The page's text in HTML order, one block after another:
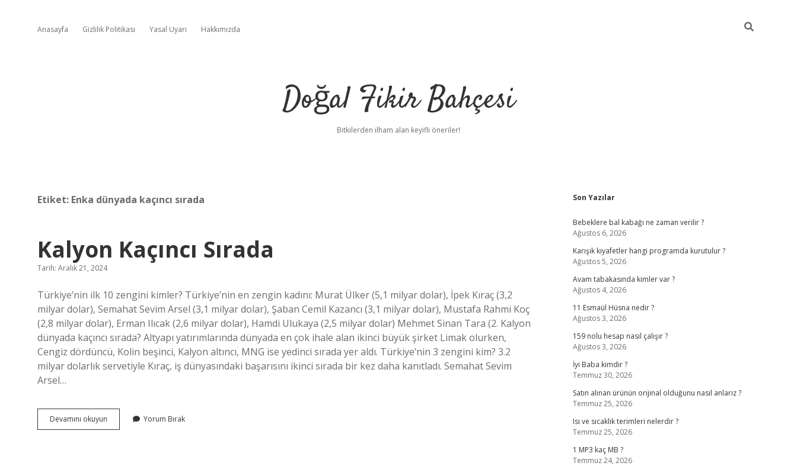
Anasayfa Gizlilik Politikası Yasal Uyarı Hakkımızda
Doğal Fikir Bahçesi
Bitkilerden ilham alan keyifli öneriler!
Etiket: Enka dünyada kaçıncı sırada
Kalyon Kaçıncı Sırada
Tarih: Aralık 21, 2024
Türkiye’nin ilk 10 zengini kimler? Türkiye’nin en zengin kadını: Murat Ülker (5,1 milyar dolar), İpek Kıraç (3,2
milyar dolar), Semahat Sevim Arsel (3,1 milyar dolar), Şaban Cemil Kazancı (3,1 milyar dolar), Mustafa Rahmi Koç
(2,8 milyar dolar), Erman Ilıcak (2,6 milyar dolar), Hamdi Ulukaya (2,5 milyar dolar) Mehmet Sinan Tara (2. Kalyon
dünyada kaçıncı sırada? Altyapı yatırımlarında dünyada en çok ihale alan ikinci büyük şirket Limak olurken,
Cengiz dördüncü, Kolin beşinci, Kalyon altıncı, MNG ise yedinci sırada yer aldı. Türkiye’nin 3 zengini kim? 3.2
milyar dolarlık servetiyle Kıraç, iş dünyasındaki başarısını ikinci sırada bir kez daha kanıtladı. Semahat Sevim
Arsel…
Devamını okuyun
Kaçıncı
Yorum Bırak
Sidebar
Son Yazılar
Bebeklere bal kabağı ne zaman verilir ?
Ağustos 6, 2026
Karışık kıyafetler hangi programda kurutulur ?
Ağustos 5, 2026
Avam tabakasında kimler var ?
Ağustos 4, 2026
11 Esmaül Hüsna nedir ?
Ağustos 3, 2026
159 nolu hesap nasıl çalışır ?
Ağustos 3, 2026
İyi Baba kimdir ?
Temmuz 30, 2026
Satın alınan ürünün orijinal olduğunu nasıl anlarız ?
Temmuz 25, 2026
Isı ve sıcaklık terimleri nelerdir ?
Temmuz 25, 2026
1 MP3 kaç MB ?
Temmuz 24, 2026